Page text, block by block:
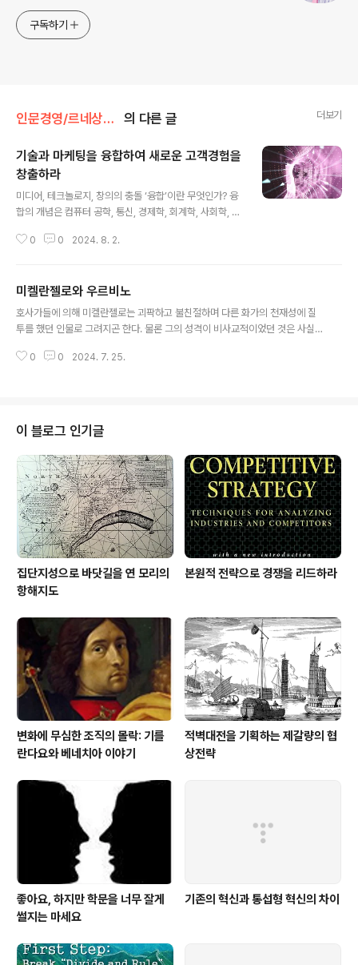
구독하기
인문경영/르네상스 경영학 의 다른 글 더보기
기술과 마케팅을 융합하여 새로운 고객경험을
창출하라
미디어, 테크놀로지, 창의의 충돌 ‘융합’이란 무엇인가? 융
합의 개념은 컴퓨터 공학, 통신, 경제학, 회계학, 사회학, 생
용어의 인기는 모든 경계가 사라지고 이질적인 분야가 서
공 요금이 저렴해지고 노동력의 국제적 이동이 활발해짐에
따라 많은 사람들이 그들의 문화와 관습을 갖고 새로운 장
소로 이주해 새로운 혼합문화를 만들었다. 세상은 더 가까
는 과거처럼 명확하지 않다. 예전에는 쉽게 알아볼 수 있었
0 0 2024. 8. 2.
미켈란젤로와 우르비노
호사가들에 의해 미켈란젤로는 괴팍하고 불친절하며 다른 화가의 천재성에 질
투를 했던 인물로 그려지곤 한다. 물론 그의 성격이 비사교적이었던 것은 사실
끼지 않았다. 그의 공방 제자와 조수들은 몇 개 장소에서 동시에 작업했고, 로마
일을 마다하지 않고 미켈란젤로를 도왔다. 미켈란젤로는 그런 조수들, 하인, 석
공과 석수 등을 폭넓게 후원했다. 대형 주문이 들어올 경우에는 피렌체의 성당
작업에서 알게 된..
0 0 2024. 7. 25.
이 블로그 인기글
집단지성으로 바닷길을 연 모리의
항해지도
본원적 전략으로 경쟁을 리드하라
변화에 무심한 조직의 몰락: 기를
란다요와 베네치아 이야기
적벽대전을 기획하는 제갈량의 협
상전략
좋아요, 하지만 학문을 너무 잘게
썰지는 마세요
기존의 혁신과 통섭형 혁신의 차이